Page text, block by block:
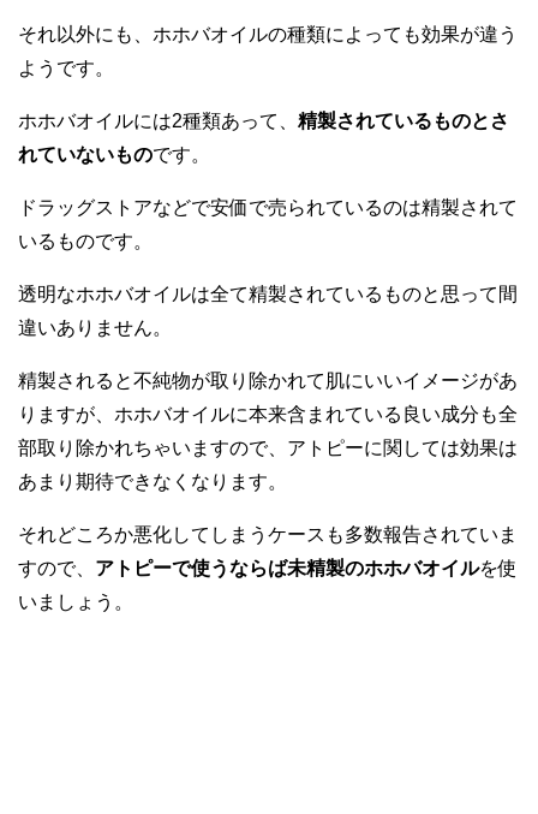
それ以外にも、ホホバオイルの種類によっても効果が違う
ようです。
ホホバオイルには2種類あって、 精製されているものとさ
れていないものです。
ドラッグストアなどで安価で売られているのは精製されて
いるものです。
透明なホホバオイルは全て精製されているものと思って間
違いありません。
精製されると不純物が取り除かれて肌にいいイメージがあ
りますが、ホホバオイルに本来含まれている良い成分も全
部取り除かれちゃいますので、アトピーに関しては効果は
あまり期待できなくなります。
それどころか悪化してしまうケースも多数報告されていま
すので、 アトピーで使うならば未精製のホホバオイルを使
いましょう。